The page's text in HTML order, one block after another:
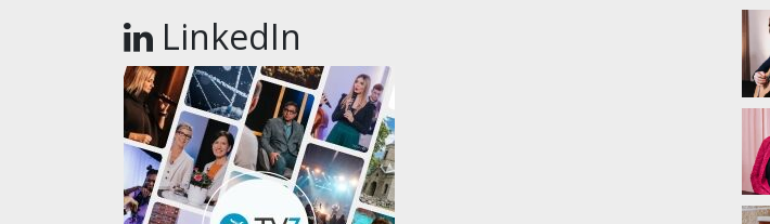
LinkedIn